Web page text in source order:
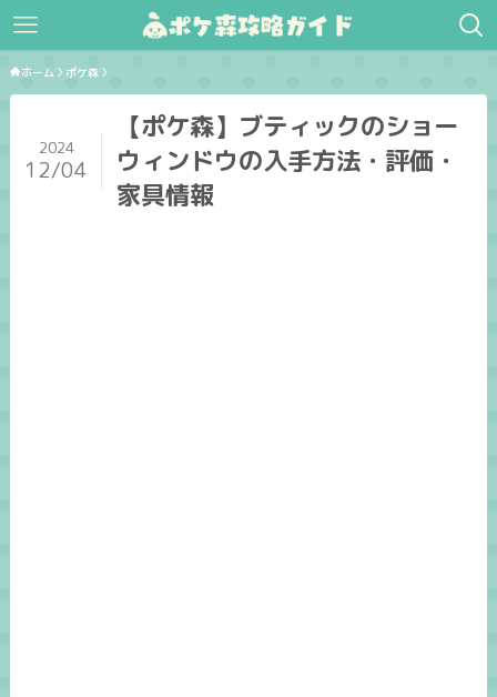
ホーム ポケ森
【ポケ森】ブティックのショー
ウィンドウの入手方法・評価・
家具情報
2024
12/04